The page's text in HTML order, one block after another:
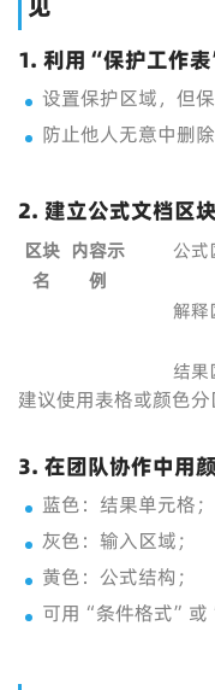
1. 利用“保护工作
设置保护区域，但
防止他人无意中删
2. 建立公式文档区块
区块
名
内容示
例
公式
解释
结果
建议使用表格或颜色分
3. 在团队协作中用
蓝色：结果单元格；
灰色：输入区域；
黄色：公式结构；
可用“条件格式”或